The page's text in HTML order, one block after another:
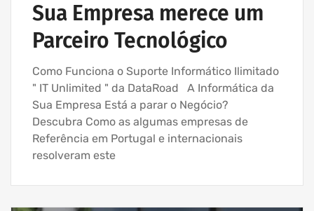
Sua Empresa merece um
Parceiro Tecnológico
Como Funciona o Suporte Informático Ilimitado
" IT Unlimited " da DataRoad A Informática da
Sua Empresa Está a parar o Negócio?
Descubra Como as algumas empresas de
Referência em Portugal e internacionais
resolveram este